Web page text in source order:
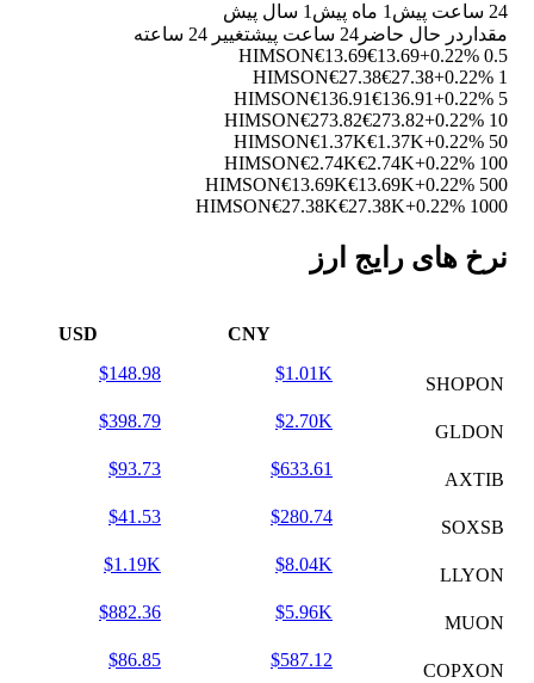
24 ساعت پیش 1 ماه پیش
1 سال پیش
مقدار در حال حاضر 24 ساعت پیش
تغییر 24 ساعته
0.5 HIMSON
€13.69€13.69+0.22%
1 HIMSON
€27.38€27.38+0.22%
5 HIMSON
€136.91€136.91+0.22%
10 HIMSON
€273.82€273.82+0.22%
50 HIMSON
€1.37K€1.37K+0.22%
100 HIMSON
€2.74K€2.74K+0.22%
500 HIMSON
€13.69K€13.69K+0.22%
1000 HIMSON
€27.38K€27.38K+0.22%
نرخ های رایج ارز
CNY
USD
SHOPON
$1.01K
$148.98
GLDON
$2.70K
$398.79
AXTIB
$633.61
$93.73
SOXSB
$280.74
$41.53
LLYON
$8.04K
$1.19K
MUON
$5.96K
$882.36
COPXON
$587.12
$86.85